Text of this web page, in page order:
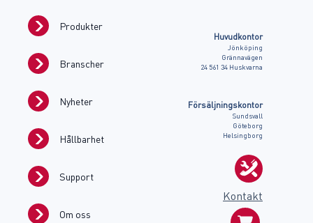
Produkter
Branscher
Nyheter
Hållbarhet
Support
Om oss
Huvudkontor
Jönköping
Grännavägen
24 561 34 Huskvarna
Försäljningskontor
Sundsvall
Göteborg
Helsingborg
Kontakt